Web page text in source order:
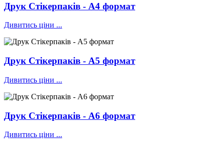
Друк Стікерпаків - А4 формат
Дивитись ціни ...
Друк Стікерпаків - А5 формат
Дивитись ціни ...
Друк Стікерпаків - А6 формат
Дивитись ціни ...